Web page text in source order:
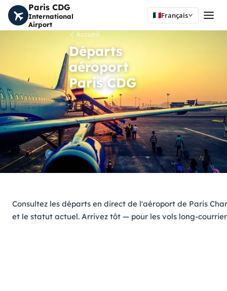
Paris CDG
International
Airport
Français
Accueil
Départs
aéroport
Paris CDG
Consultez les départs en direct de l'aéroport de Paris
et le statut actuel. Arrivez tôt — pour les vols long-